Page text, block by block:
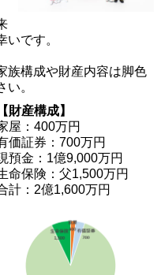
です。
族構成や財産内容は脚色
。
【財産構成】
屋：400万円
価証券：700万円
預金：1億9,000万円
命保険：父1,500万円
計：2億1,600万円